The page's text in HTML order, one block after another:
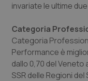
invariate le ultime
Categoria
Categoria
Performance è
dallo 0,70 del Veneto
SSR delle Regioni